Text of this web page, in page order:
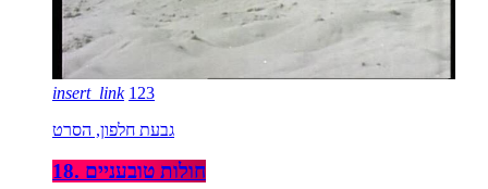
insert_link 123
גבעת חלפון, הסרט
18. חולות טובעניים